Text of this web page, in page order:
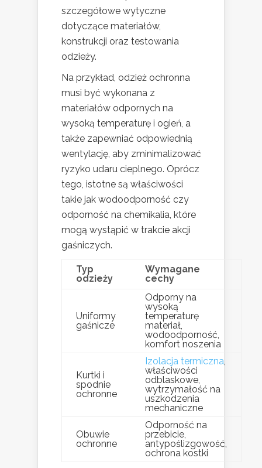
szczegółowe wytyczne
dotyczące materiałów,
konstrukcji oraz testowania
odzieży.
Na przykład, odzież ochronna
musi być wykonana z
materiałów odpornych na
wysoką temperaturę i ogień, a
także zapewniać odpowiednią
wentylację, aby zminimalizować
ryzyko udaru cieplnego. Oprócz
tego, istotne są właściwości
takie jak wodoodporność czy
odporność na chemikalia, które
mogą wystąpić w trakcie akcji
gaśniczych.
Typ
odzieży
Wymagane
cechy
Uniformy
gaśnicze
Odporny na
wysoką
temperaturę
materiał,
wodoodporność,
komfort noszenia
Kurtki i
spodnie
ochronne
Izolacja termiczna,
właściwości
odblaskowe,
wytrzymałość na
uszkodzenia
mechaniczne
Obuwie
ochronne
Odporność na
przebicie,
antypoślizgowość,
ochrona kostki